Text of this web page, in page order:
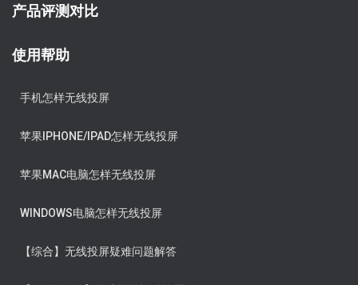
产品评测对比
使用帮助
手机怎样无线投屏
苹果IPHONE/IPAD怎样无线投屏
苹果MAC电脑怎样无线投屏
WINDOWS电脑怎样无线投屏
【综合】无线投屏疑难问题解答